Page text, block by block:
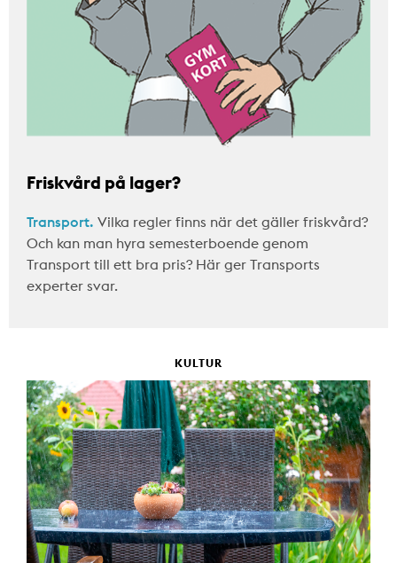
Friskvård på lager?
Transport. Vilka regler finns när det gäller friskvård?
Och kan man hyra semesterboende genom
Transport till ett bra pris? Här ger Transports
experter svar.
KULTUR